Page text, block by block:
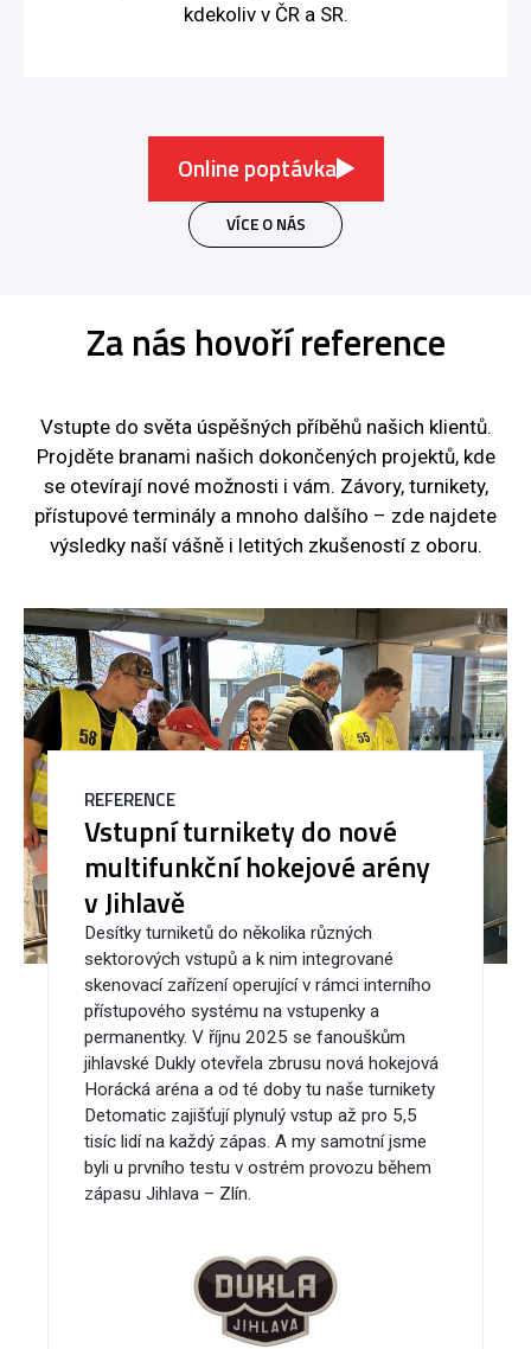
kdekoliv v ČR a SR.
Online poptávka
VÍCE O NÁS
Za nás hovoří reference
Vstupte do světa úspěšných příběhů našich klientů.
Projděte branami našich dokončených projektů, kde
se otevírají nové možnosti i vám. Závory, turnikety,
přístupové terminály a mnoho dalšího – zde najdete
výsledky naší vášně i letitých zkušeností z oboru.
REFERENCE
Vstupní turnikety do nové
multifunkční hokejové arény
v Jihlavě
Desítky turniketů do několika různých
sektorových vstupů a k nim integrované
skenovací zařízení operující v rámci interního
přístupového systému na vstupenky a
permanentky. V říjnu 2025 se fanouškům
jihlavské Dukly otevřela zbrusu nová hokejová
Horácká aréna a od té doby tu naše turnikety
Detomatic zajišťují plynulý vstup až pro 5,5
tisíc lidí na každý zápas. A my samotní jsme
byli u prvního testu v ostrém provozu během
zápasu Jihlava – Zlín.